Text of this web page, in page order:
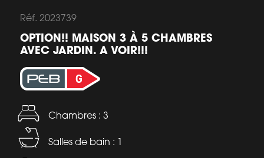
Réf. 2023739
OPTION!! MAISON 3 À 5 CHAMBRES
AVEC JARDIN. A VOIR!!!
Chambres : 3
Salles de bain : 1